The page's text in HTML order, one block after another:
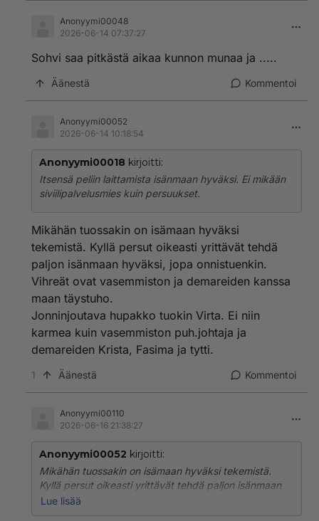
Anonyymi00048
2026-06-14 07:37:27
Sohvi saa pitkästä aikaa kunnon munaa ja .....
Äänestä Kommentoi
Anonyymi00052
2026-06-14 10:18:54
Anonyymi00018 kirjoitti:
Itsensä peliin laittamista isänmaan hyväksi. Ei mikään
siviilipalvelusmies kuin persuukset.
Mikähän tuossakin on isämaan hyväksi
tekemistä. Kyllä persut oikeasti yrittävät tehdä
paljon isänmaan hyväksi, jopa onnistuenkin.
Vihreät ovat vasemmiston ja demareiden kanssa
maan täystuho.
Jonninjoutava hupakko tuokin Virta. Ei niin
karmea kuin vasemmiston puh.johtaja ja
demareiden Krista, Fasima ja tytti.
1 Äänestä Kommentoi
Anonyymi00110
2026-06-16 21:38:27
Anonyymi00052 kirjoitti:
Mikähän tuossakin on isämaan hyväksi tekemistä.
Kyllä persut oikeasti yrittävät tehdä paljon isänmaan
hyväksi, jopa onnistuenkin. Vihreät ovat vasemmiston
Lue lisää